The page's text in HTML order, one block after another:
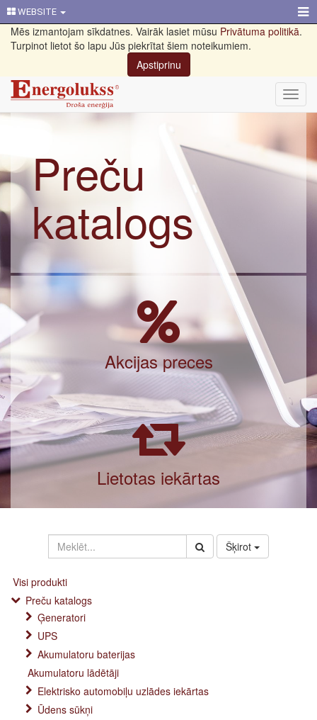
WEBSITE
Mēs izmantojam sīkdatnes. Vairāk lasiet mūsu Privātuma politikā.
Turpinot lietot šo lapu Jūs piekrītat šiem noteikumiem.
Apstiprinu
Preču
katalogs
Akcijas preces
Lietotas iekārtas
Šķirot
Visi produkti
Preču katalogs
Ģeneratori
UPS
Akumulatoru baterijas
Akumulatoru lādētāji
Elektrisko automobiļu uzlādes iekārtas
Ūdens sūkņi